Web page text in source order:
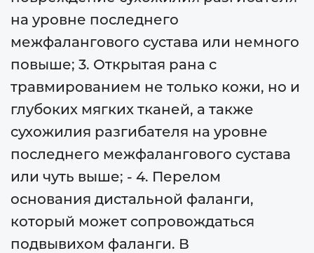
на уровне последнего
межфалангового сустава или немного
повыше; 3. Открытая рана с
травмированием не только кожи, но и
глубоких мягких тканей, а также
сухожилия разгибателя на уровне
последнего межфалангового сустава
или чуть выше; - 4. Перелом
основания дистальной фаланги,
который может сопровождаться
подвывихом фаланги. В